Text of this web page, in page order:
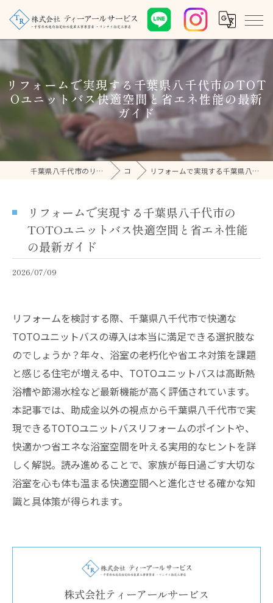
リフォームで実現する千葉県八千代市のTOT
Oユニットバス快適空間と省エネ性能の最新
ガイド
千葉県八千代市のリフォームなら株式会社ティーアールサービス コラム リフォームで実現する千葉県八千代市のTOTOユニットバス快適空間と省エネ性能の最新ガイド
リフォームで実現する千葉県八千代市の
TOTOユニットバス快適空間と省エネ性能
の最新ガイド
2026/07/09
リフォームを検討する際、千葉県八千代市で快適な
TOTOユニットバスの導入は本当に満足できる選択肢な
のでしょうか？年々、浴室の老朽化や省エネ対策を課題
と感じる住宅が増える中、TOTOユニットバスは高断熱
浴槽や節湯水栓など最新機能が高く評価されています。
本記事では、助成金以外の視点から千葉県八千代市で実
現できるTOTOユニットバスリフォームのポイントや、
快適かつ省エネな浴室空間を叶える実用的なヒントを詳
しく解説。読み進めることで、家族が毎日過ごす大切な
浴室を心も体も温まる快適空間へと進化させる確かな知
識と具体策が得られます。
株式会社ティーアールサービス